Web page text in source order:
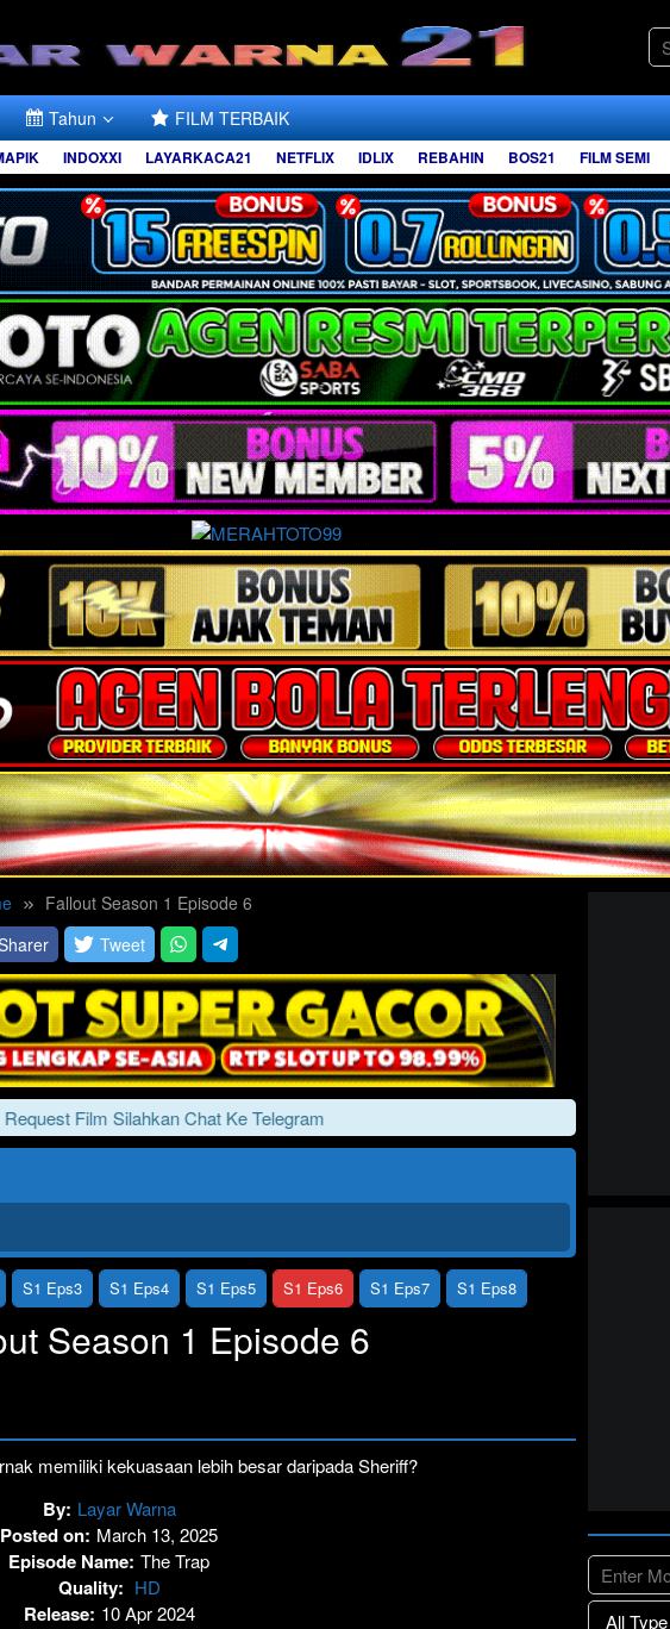
Tahun FILM TERBAIK
INDOXXI LAYARKACA21 NETFLIX IDLIX REBAHIN BOS21 FILM SEMI
Fallout Season 1 Episode 6
Tweet
Film Silahkan Chat Ke Telegram
S1 Eps3 S1 Eps4 S1 Eps5 S1 Eps6 S1 Eps7 S1 Eps8
Season 1 Episode 6
memiliki kekuasaan lebih besar daripada Sheriff?
By: Layar Warna
Posted on: March 13, 2025
Episode Name: The Trap
Quality: HD
Release: 10 Apr 2024